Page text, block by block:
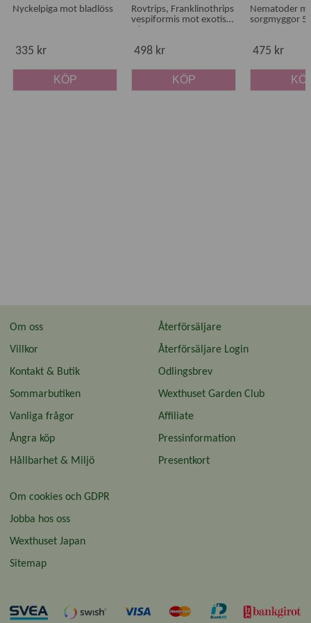
Nyckelpiga mot bladlöss
335 kr
KÖP
Rovtrips, Franklinothrips
vespiformis mot exotiska
498 kr
KÖP
Nematoder
sorgmyggor
475 kr
Om oss
Villkor
Kontakt & Butik
Sommarbutiken
Vanliga frågor
Ångra köp
Hållbarhet & Miljö
Återförsäljare
Återförsäljare Login
Odlingsbrev
Wexthuset Garden Club
Affiliate
Pressinformation
Presentkort
Om cookies och GDPR
Jobba hos oss
Wexthuset Japan
Sitemap